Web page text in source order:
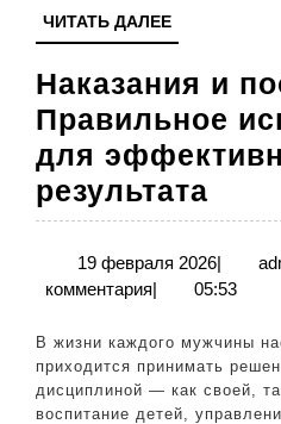
ЧИТАТЬ ДАЛЕЕЧИТАТЬ
ДАЛЕЕ
Наказания и
Правильное
для
результата
и
для
19 февраля 202619
февраля
|
комментария| 05:53
В жизни каждого мужчины наступают моменты, когда
приходится принимать
дисциплиной — как своей,
воспитание детей,